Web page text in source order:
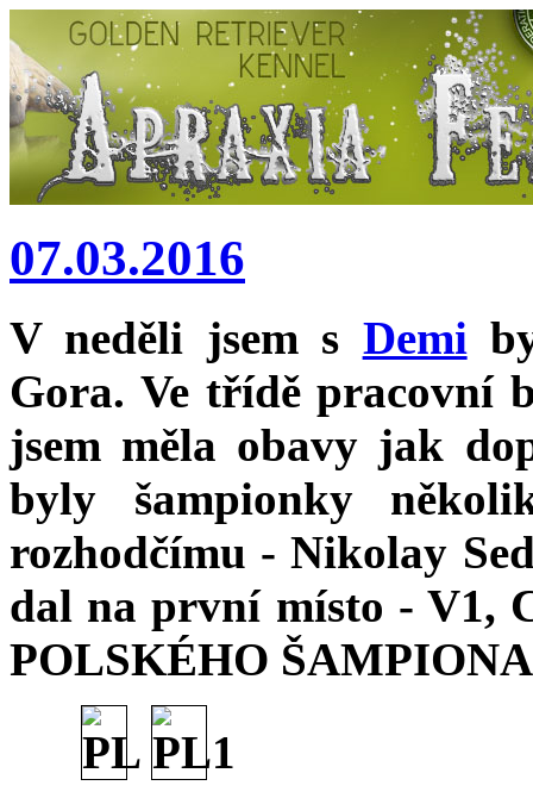
07.03.2016
V neděli jsem s Demi
Gora. Ve třídě pracovní
jsem měla obavy jak
byly šampionky
rozhodčímu - Nikolay
dal na první místo - V1,
POLSKÉHO